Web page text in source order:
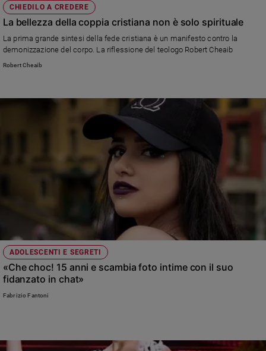
CHIEDILO A CREDERE
La bellezza della coppia cristiana non è solo spirituale
La prima grande sintesi della fede cristiana è un manifesto contro la
demonizzazione del corpo. La riflessione del teologo Robert Cheaib
Robert Cheaib
ADOLESCENTI E SEGRETI
«Che choc! 15 anni e scambia foto intime con il suo
fidanzato in chat»
Fabrizio Fantoni